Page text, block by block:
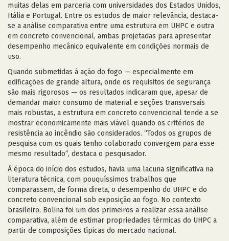
muitas delas em parceria com universidades dos Estados Unidos,
Itália e Portugal. Entre os estudos de maior relevância, destaca-
se a análise comparativa entre uma estrutura em UHPC e outra
em concreto convencional, ambas projetadas para apresentar
desempenho mecânico equivalente em condições normais de
uso.
Quando submetidas à ação do fogo — especialmente em
edificações de grande altura, onde os requisitos de segurança
são mais rigorosos — os resultados indicaram que, apesar de
demandar maior consumo de material e seções transversais
mais robustas, a estrutura em concreto convencional tende a se
mostrar economicamente mais viável quando os critérios de
resistência ao incêndio são considerados. “Todos os grupos de
pesquisa com os quais tenho colaborado convergem para esse
mesmo resultado”, destaca o pesquisador.
À época do início dos estudos, havia uma lacuna significativa na
literatura técnica, com pouquíssimos trabalhos que
comparassem, de forma direta, o desempenho do UHPC e do
concreto convencional sob exposição ao fogo. No contexto
brasileiro, Bolina foi um dos primeiros a realizar essa análise
comparativa, além de estimar propriedades térmicas do UHPC a
partir de composições típicas do mercado nacional.